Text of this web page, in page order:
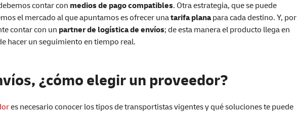
contar con medios de pago compatibles. Otra estrategia, que se puede
el mercado al que apuntamos es ofrecer unatarifa plana para cada destino. Y, por
contar con un partner de logística de envíos; de esta manera el producto llega en
hacer un seguimiento en tiempo real.
¿cómo elegir un proveedor?
es necesario conocer los tipos de transportistas vigentes y qué soluciones te puede